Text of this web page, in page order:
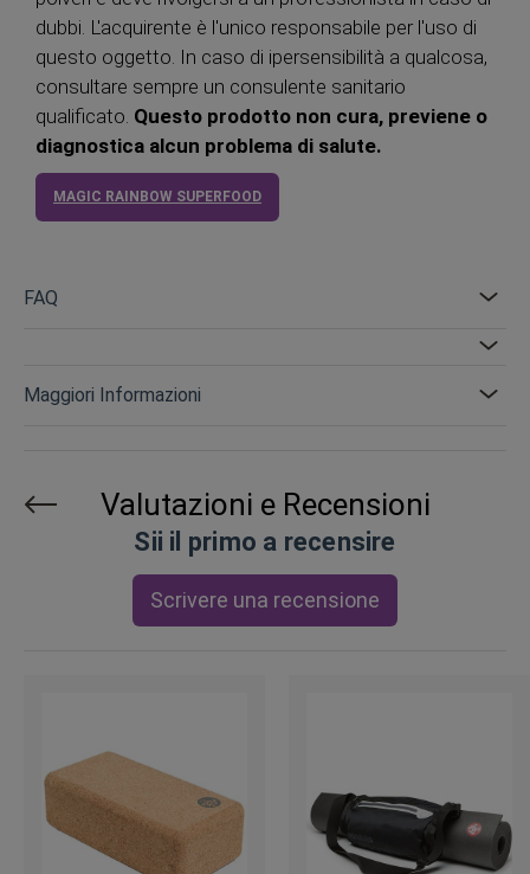
dubbi. L'acquirente è l'unico responsabile per l'uso di
questo oggetto. In caso di ipersensibilità a qualcosa,
consultare sempre un consulente sanitario
qualificato. Questo prodotto non cura, previene o
diagnostica alcun problema di salute.
MAGIC RAINBOW SUPERFOOD
FAQ
Maggiori Informazioni
Valutazioni e Recensioni
Sii il primo a recensire
Scrivere una recensione